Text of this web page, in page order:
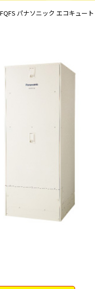
パナソニック エコキュー